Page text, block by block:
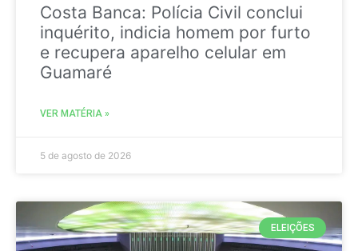
Costa Banca: Polícia Civil conclui
inquérito, indicia homem por furto
e recupera aparelho celular em
Guamaré
VER MATÉRIA »
5 de agosto de 2026
ELEIÇÕES